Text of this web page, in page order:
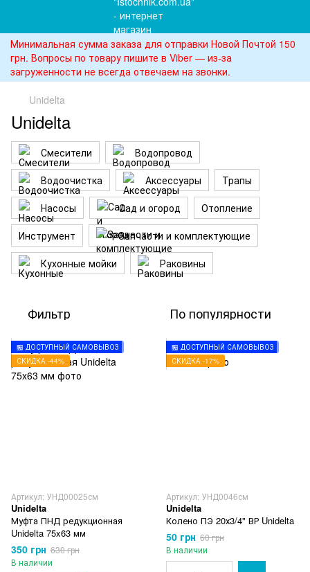
Минимальная сумма заказа для отправки Новой Почтой 150
грн. Вопросы по товару пишите в Viber — из-за
загруженности не всегда отвечаем на звонки.
Unidelta
Unidelta
Смесители
Водопровод
Водоочистка
Аксессуары
Трапы
Насосы
Сад и огород
Отопление
Инструмент
Запчасти и комплектующие
Кухонные мойки
Раковины
Фильтр По популярности
🏪 ДОСТУПНЫЙ САМОВЫВОЗ
СКИДКА -44%
Артикул: УНД00025см
Unidelta
Муфта ПНД редукционная
Unidelta 75x63 мм
350 грн 630 грн
В наличии
🏪 ДОСТУПНЫЙ САМОВЫВОЗ
СКИДКА -17%
Артикул: УНД0046см
Unidelta
Колено ПЭ 20х3/4" ВР Unidelta
50 грн 60 грн
В наличии